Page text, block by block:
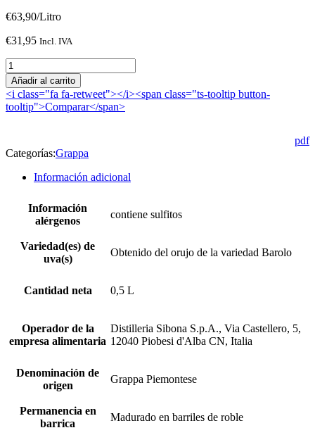
€63,90/Litro
€31,95 Incl. IVA
SIBONA
La
Grappa
di
Barolo
cantidad
Añadir al carrito
<i class="fa fa-retweet"></i><span class="ts-tooltip button-
tooltip">Comparar</span>
pdf
Categorías:Grappa
Información adicional
Información
alérgenos
contiene sulfitos
Variedad(es) de
uva(s)
Obtenido del orujo de la variedad Barolo
Cantidad neta 0,5 L
Operador de la
empresa alimentaria
Distilleria Sibona S.p.A., Via Castellero, 5,
12040 Piobesi d'Alba CN, Italia
Denominación de
origen
Grappa Piemontese
Permanencia en
barrica
Madurado en barriles de roble